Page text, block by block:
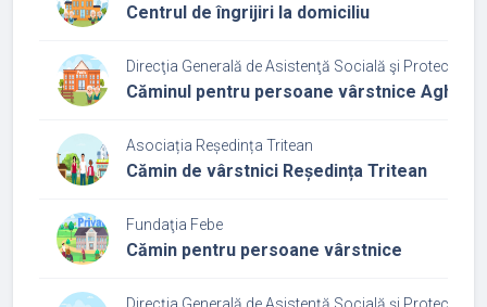
Centrul de îngrijiri la domiciliu
Direcţia Generală de Asistenţă Socială şi Protecţia
Căminul pentru persoane vârstnice
Asociația Reședința Tritean
Cămin de vârstnici Reședința Tritean
Fundaţia Febe
Cămin pentru persoane vârstnice